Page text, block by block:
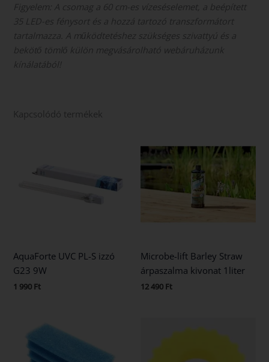
Figyelem: A csomag a 60 cm-es vízeséselemet, a beépített
35 LED-es fénysort és a hozzá tartozó transzformátort
tartalmazza. A működtetéshez szükséges szivattyú és a
bekötő tömlő külön megvásárolható webáruházunk
kínálatából!
Kapcsolódó termékek
AquaForte UVC PL-S izzó
G23 9W
1 990 Ft
Microbe-lift Barley Straw
árpaszalma kivonat 1liter
12 490 Ft